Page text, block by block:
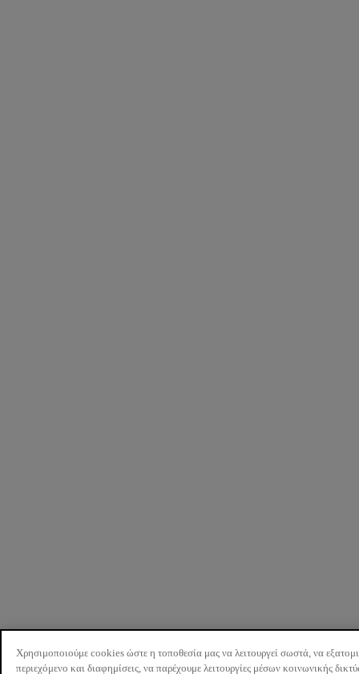
Χρησιμοποιούμε cookies ώστε η τοποθεσία μας να λειτουργεί σωστά, να
περιεχόμενο και διαφημίσεις, να παρέχουμε λειτουργίες μέσων κοινωνικής